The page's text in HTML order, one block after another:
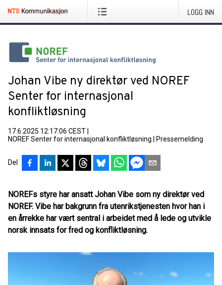
LOGG INN
Johan Vibe ny direktør ved NOREF
Senter for internasjonal
konfliktløsning
17.6.2025 12:17:06 CEST
NOREF Senter for internasjonal konfliktløsning
Pressemelding
Del
NOREFs styre har ansatt Johan Vibe som ny direktør ved
NOREF. Vibe har bakgrunn fra utenrikstjenesten hvor han i
en årrekke har vært sentral i arbeidet med å lede og utvikle
norsk innsats for fred og konfliktløsning.